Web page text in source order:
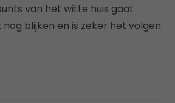
van het witte huis gaat
blijken en is zeker het volgen